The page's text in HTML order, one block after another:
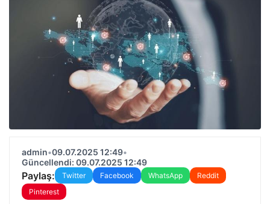
admin•09.07.2025 12:49•
Güncellendi: 09.07.2025 12:49
Paylaş: Twitter Facebook WhatsApp
Reddit
Pinterest